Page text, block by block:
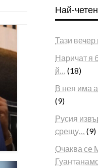
Най-
Тази вечер
Наричат я
й…
(18)
В нея има
(9)
Русия
срещу…
(9)
Очаква се